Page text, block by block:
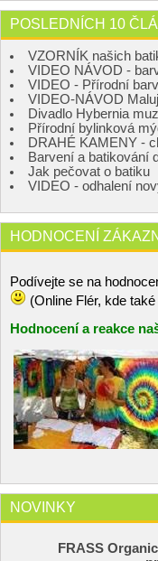
POSLEDNÍCH 10
VZORNÍK našich
VIDEO NÁVOD -
VIDEO - Přírodní
VIDEO-NÁVOD
Divadlo Hybernia
Přírodní bylinková
DRAHÉ KAMENY -
Barvení a batikování
Jak pečovat o batiku
VIDEO - odhalení
HODNOCENÍ
Podívejte se na
(Online Flér, kde
Hodnocení a reakce
NOVINKY
FRASS